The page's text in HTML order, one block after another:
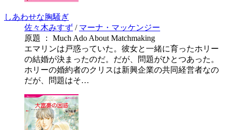
しあわせな胸騒ぎ
佐々木みすず / マーナ・マッケンジー
原題 ： Much Ado About Matchmaking
エマリンは戸惑っていた。彼女と一緒に育ったホリー
の結婚が決まったのだ。だが、問題がひとつあった。
ホリーの婚約者のクリスは新興企業の共同経営者なの
だが、問題はそ…